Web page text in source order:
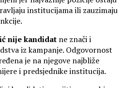
institucijama ili zauzimaju
nije kandidat ne znači i
iz kampanje. Odgovornost
je na njegove najbliže
i predsjednike institucija.